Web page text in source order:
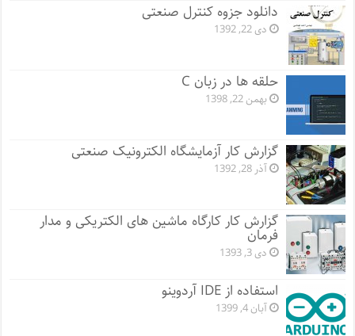
دانلود جزوه کنترل صنعتی
دی 22, 1392
حلقه ها در زبان C
بهمن 22, 1398
گزارش کار آزمایشگاه الکترونیک صنعتی
آذر 28, 1392
گزارش کار کارگاه ماشین های الکتریکی و مدار
فرمان
دی 3, 1393
استفاده از IDE آردوینو
آبان 4, 1399